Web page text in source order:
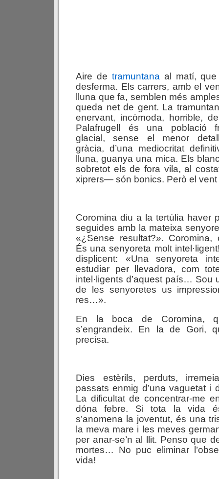
Aire de tramuntana al matí,
desferma. Els carrers, ambel
lluna que fa, semblen més
queda net de gent. La
enervant, incòmoda, horrible,
Palafrugell és una població
glacial, sense el menor
gràcia, d’una mediocritat
lluna, guanya una mica. Els
sobretot els de fora vila, al
xiprers— són bonics. Però el vent
Coromina diu a la tertúlia haver
seguides amb la mateixa
«¿Sense resultat?».
És una senyoreta molt
displicent: «Una senyoreta
estudiar per llevadora, com
intel·ligents d’aquest país… Sou
de les senyoretes us
res…».
En la boca de Coromina,
s’engrandeix. En la de Gori,
precisa.
Dies estèrils, perduts,
passats enmig d’una vaguetat i
La dificultat de concentrar-me
dóna febre. Si tota la vida
s’anomena la joventut, és una
la meva mare i les meves
per anar-se’n al llit. Penso que
mortes… No puc eliminar
vida!